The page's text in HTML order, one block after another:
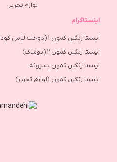
لوازم تحریر
اینستاگرام
اینستا رنگین کمون 1 (دوخت لباس کودک)
اینستا رنگین کمون 2 (پوشاک)
اینستا رنگین کمون پسرونه
اینستا رنگین کمون (لوازم تحریر)